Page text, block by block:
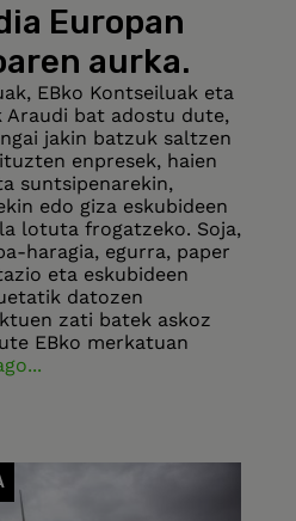
Europan
aurka.
EBko Kontseiluak eta
Araudi bat adostu dute,
jakin batzuk saltzen
enpresek, haien
suntsipenarekin,
edo giza eskubideen
lotuta frogatzeko. Soja,
haragia, egurra, paper
eta eskubideen
datozen
zati batek askoz
EBko merkatuan